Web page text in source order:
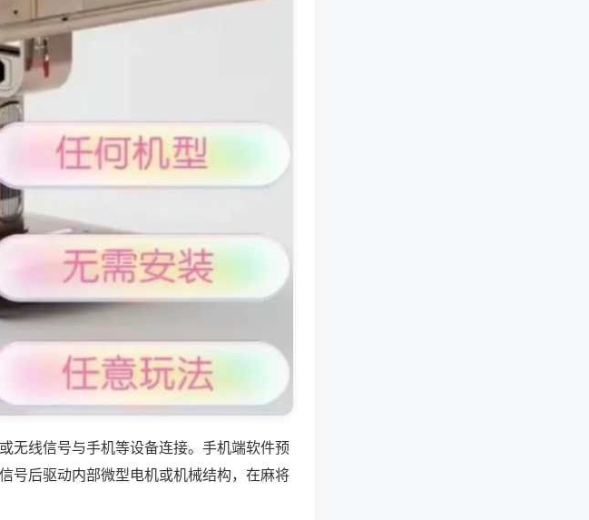
无线信号与手机等设备连接。手机端软件预
号后驱动内部微型电机或机械结构，在麻将